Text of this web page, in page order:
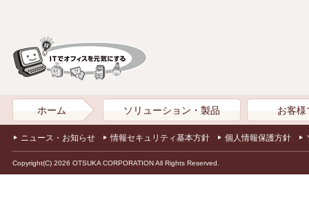
ホーム ソリューション・製品 お客様
ニュース・お知らせ 情報セキュリティ基本方針 個人情報保護方針
Copyright(C) 2026 OTSUKA CORPORATION All Rights Reserved.